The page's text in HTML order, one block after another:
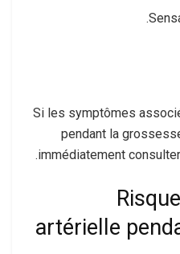
Si les symptômes
pendant la
immédiatement
artérielle